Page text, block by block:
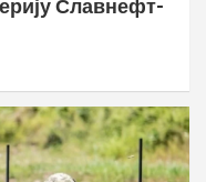
Славнефт-